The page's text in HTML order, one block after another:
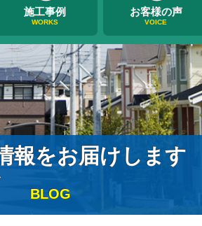
施工事例
WORKS
お客様の声
VOICE
報をお届けします
BLOG